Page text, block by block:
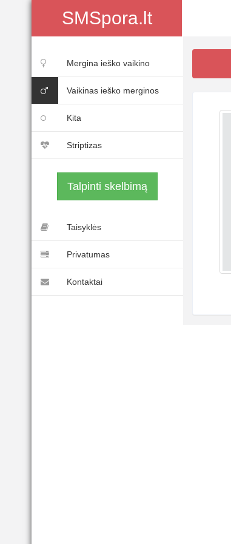
SMSpora.lt
Mergina ieško vaikino
Vaikinas ieško merginos
Kita
Striptizas
Talpinti skelbimą
Taisyklės
Privatumas
Kontaktai